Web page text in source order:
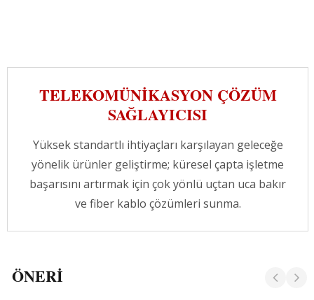
TELEKOMÜNIKASYON ÇÖZÜM
SAĞLAYICISI
Yüksek standartlı ihtiyaçları karşılayan geleceğe
yönelik ürünler geliştirme; küresel çapta işletme
başarısını artırmak için çok yönlü uçtan uca bakır
ve fiber kablo çözümleri sunma.
ÖNERI